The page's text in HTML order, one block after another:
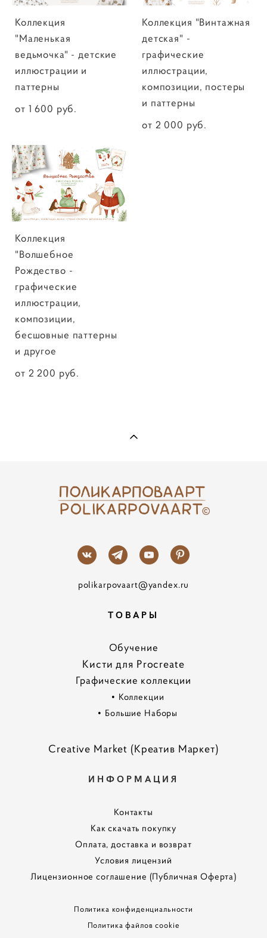
Коллекция
"Маленькая
ведьмочка" - детские
иллюстрации и
паттерны
от 1 600 pуб.
Коллекция "Винтажная
детская" -
графические
иллюстрации,
композиции, постеры
и паттерны
от 2 000 pуб.
Коллекция
"Волшебное
Рождество -
графические
иллюстрации,
композиции,
бесшовные паттерны
и другое
от 2 200 pуб.
polikarpovaart@yandex.ru
ТОВАРЫ
Обучение
Кисти для Procreate
Графические коллекции
• Коллекции
• Большие Наборы
Creative Market (Креатив Маркет)
ИНФОРМАЦИЯ
Контакты
Как скачать покупку
Оплата, доставка и возврат
Условия лицензий
Лицензионное соглашение (Публичная Оферта)
Политика конфиденциальности
Политика файлов cookie